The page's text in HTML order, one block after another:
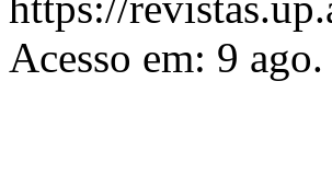
Acesso em: 9